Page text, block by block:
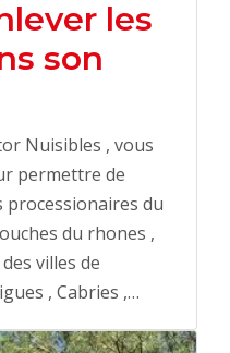
les
son
Nuisibles , vous
permettre de
du
du rhones ,
villes de
, Cabries ,…